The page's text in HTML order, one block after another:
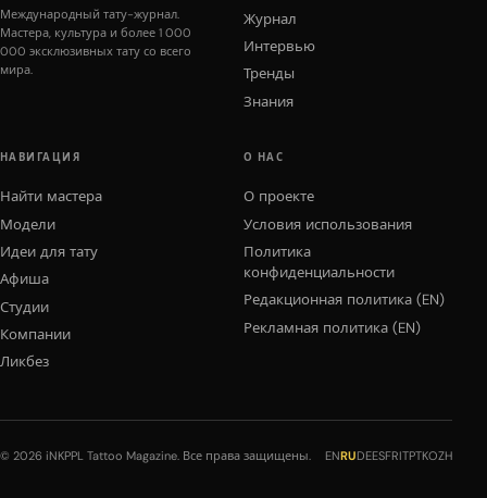
Международный тату-журнал.
Мастера, культура и более 1 000
000 эксклюзивных тату со всего
мира.
Журнал
Интервью
Тренды
Знания
НАВИГАЦИЯ
Найти мастера
Модели
Идеи для тату
Афиша
Студии
Компании
Ликбез
О НАС
О проекте
Условия использования
Политика
конфиденциальности
Редакционная политика (EN)
Рекламная политика (EN)
© 2026 iNKPPL Tattoo Magazine. Все права защищены. ENRUDEESFRITPTKOZH